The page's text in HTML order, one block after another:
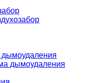
дымоудаления
дымоудаления